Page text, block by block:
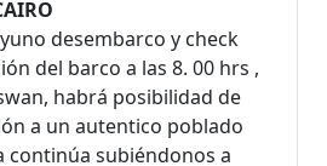
desembarco y check
del barco a las 8. 00 hrs ,
habrá posibilidad de
a un autentico poblado
continúa subiéndonos a